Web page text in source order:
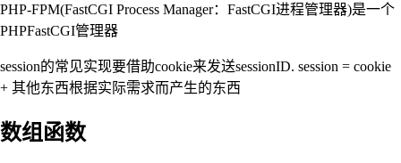
PHP-FPM(FastCGI Process Manager：FastCGI进程管理器)是一个
PHPFastCGI管理器
session的常见实现要借助cookie来发送sessionID. session = cookie
+ 其他东西根据实际需求而产生的东西
数组函数